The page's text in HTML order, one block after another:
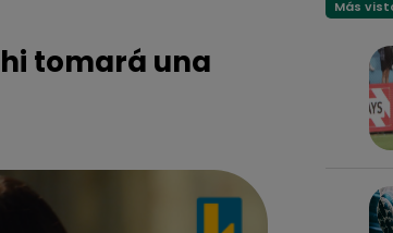
tomará una
Más